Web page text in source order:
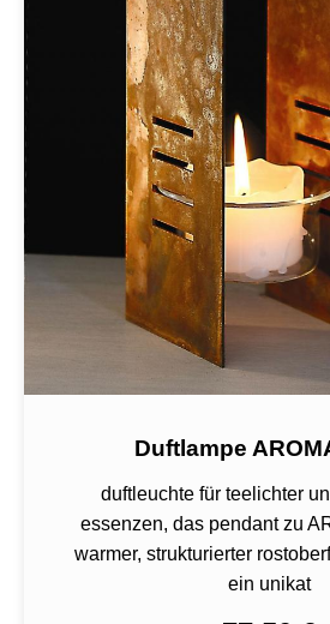
Duftlampe
duftleuchte für teelichter
essenzen, das pendant zu
warmer, strukturierter
ein unikat